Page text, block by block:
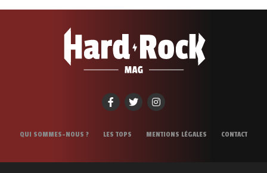
QUI SOMMES-NOUS ? LES TOPS MENTIONS LÉGALES CONTACT